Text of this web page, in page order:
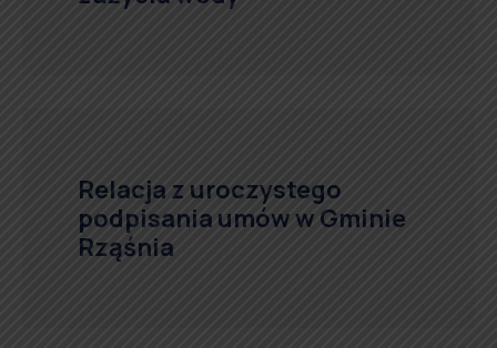
Relacja z uroczystego
podpisania umów w Gminie
Rząśnia